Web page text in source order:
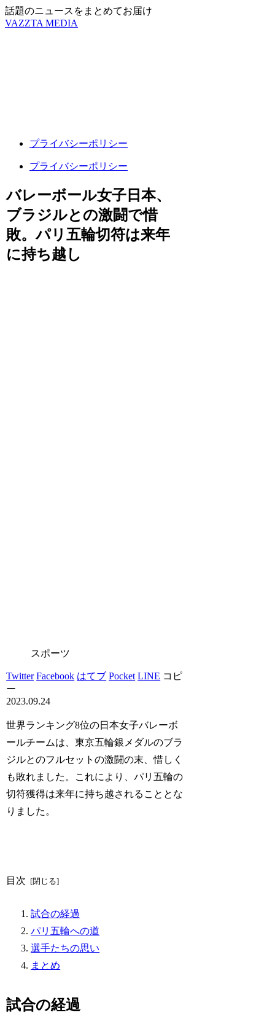
話題のニュースをまとめてお届け
VAZZTA MEDIA
プライバシーポリシー
プライバシーポリシー
バレーボール女子日本、
ブラジルとの激闘で惜
敗。パリ五輪切符は来年
に持ち越し
スポーツ
Twitter Facebook はてブ Pocket LINE コピ
ー
2023.09.24
世界ランキング8位の日本女子バレーボ
ールチームは、東京五輪銀メダルのブラ
ジルとのフルセットの激闘の末、惜しく
も敗れました。これにより、パリ五輪の
切符獲得は来年に持ち越されることとな
りました。
目次
試合の経過
パリ五輪への道
選手たちの思い
まとめ
試合の経過